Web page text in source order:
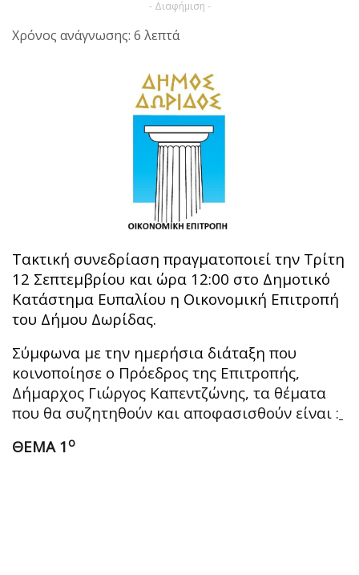
- Διαφήμιση -
Χρόνος ανάγνωσης: 6 λεπτά
Τακτική συνεδρίαση πραγματοποιεί την Τρίτη
12 Σεπτεμβρίου και ώρα 12:00 στο Δημοτικό
Κατάστημα Ευπαλίου η Οικονομική Επιτροπή
του Δήμου Δωρίδας.
Σύμφωνα με την ημερήσια διάταξη που
κοινοποίησε ο Πρόεδρος της Επιτροπής,
Δήμαρχος Γιώργος Καπεντζώνης, τα θέματα
που θα συζητηθούν και αποφασισθούν είναι :
ΘΕΜΑ 1ο